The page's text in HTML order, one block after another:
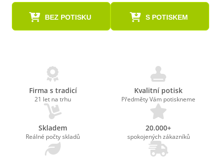
BEZ POTISKU S POTISKEM
Firma s tradicí
21 let na trhu
Kvalitní potisk
Předměty Vám potiskneme
Skladem
Reálné počty skladů
20.000+
spokojených zákazníků